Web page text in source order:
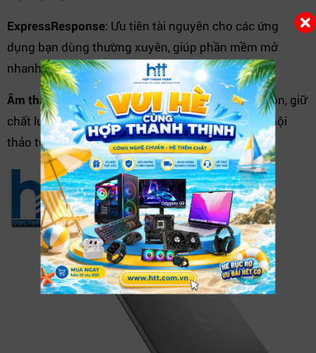
ExpressResponse: Ưu tiên tài nguyên cho các ứng
dụng bạn dùng thường xuyên, giúp phần mềm mở
nhanh và chạy mượt.
Âm thanh thông minh: Giảm nhiễu nền, lọc tiếng ồn, giữ
chất lượng âm thanh sắc nét trong các cuộc gọi, hội
thảo từ xa.